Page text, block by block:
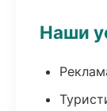
Наши